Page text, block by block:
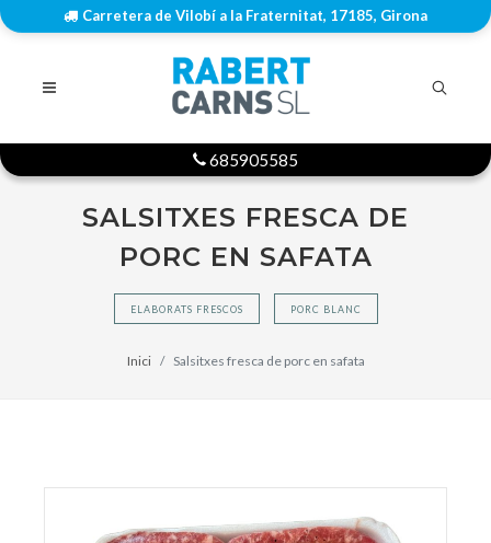
Carretera de Vilobí a la Fraternitat, 17185, Girona
685905585
SALSITXES FRESCA DE
PORC EN SAFATA
ELABORATS FRESCOS PORC BLANC
Inici Salsitxes fresca de porc en safata